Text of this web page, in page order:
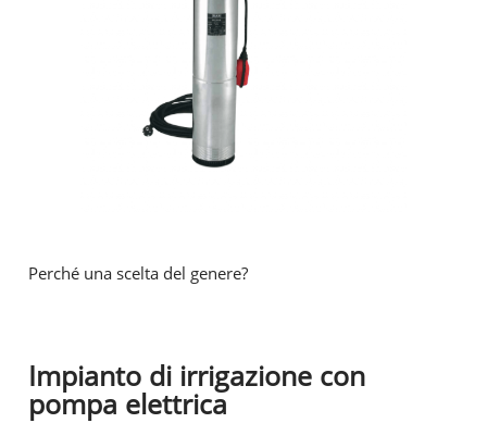
Perché una scelta del genere?
Impianto di irrigazione con
pompa elettrica